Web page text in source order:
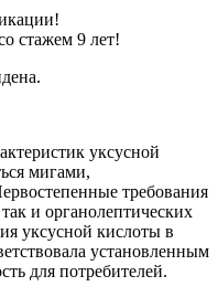
стажем 9 лет!
уксусной
мигами,
требования
и органолептических
уксусной кислоты в
установленным
для потребителей.